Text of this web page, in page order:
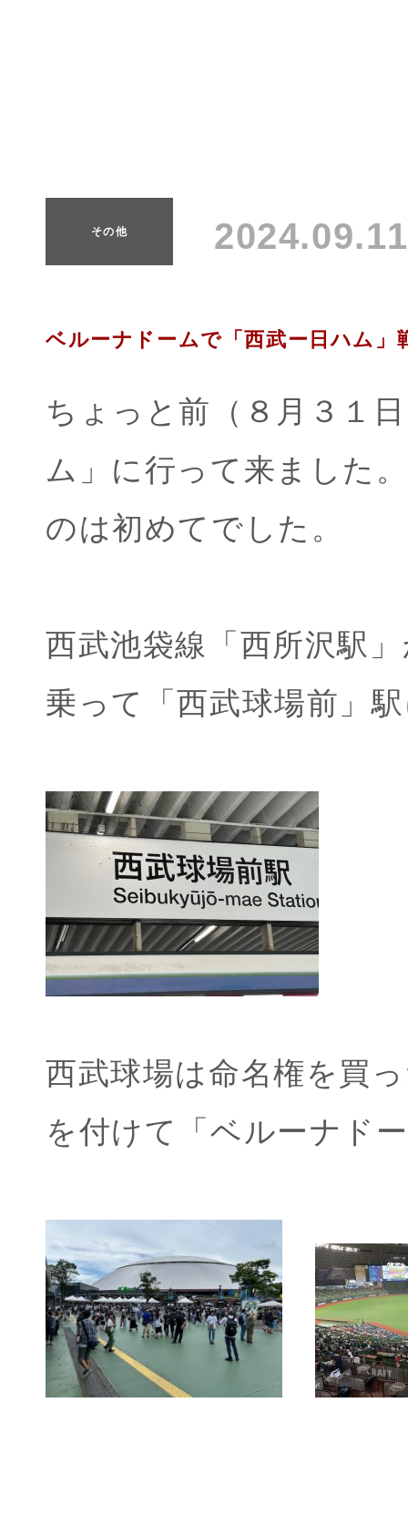
その他
ベルーナドームで「西武ー日ハム」
ちょっと前（８月３１
ム」に行って来ました
のは初めてでした。
西武池袋線「西所沢駅
乗って「西武球場前」
西武球場は命名権を買
を付けて「ベルーナド